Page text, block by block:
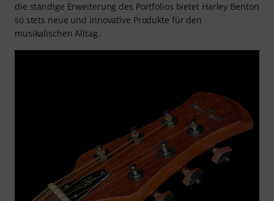
die ständige Erweiterung des Portfolios bietet Harley Benton
so stets neue und innovative Produkte für den
musikalischen Alltag.